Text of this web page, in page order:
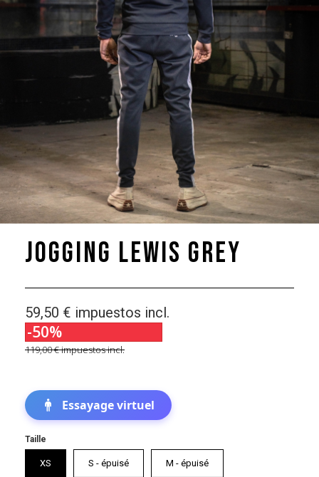
Jogging Lewis Grey
59,50 € impuestos incl.
-50%
119,00 €impuestos incl.
Essayage virtuel
Taille
XS S - épuisé M - épuisé